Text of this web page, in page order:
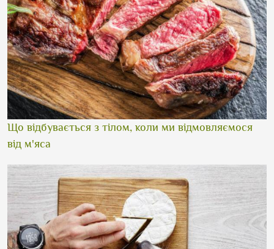
Що відбувається з тілом, коли ми відмовляємося
від м'яса